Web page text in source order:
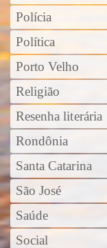
Polícia
Política
Porto Velho
Religião
Resenha literária
Rondônia
Santa Catarina
São José
Saúde
Social